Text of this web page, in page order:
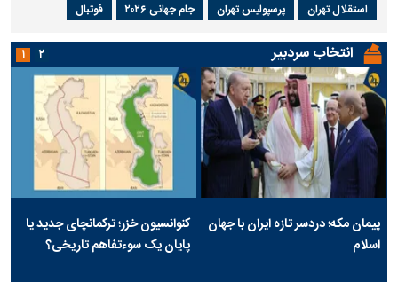
استقلال تهران پرسپولیس تهران جام جهانی ۲۰۲۶ فوتبال
انتخاب سردبیر
پیمان مکه؛ دردسر تازه ایران با جهان
اسلام
کنوانسیون خزر؛ ترکمانچای جدید یا
پایان یک سوءتفاهم تاریخی؟
۱ ۲